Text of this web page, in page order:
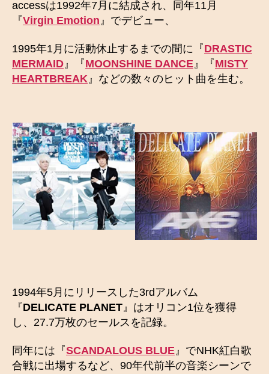
accessは1992年7月に結成され、同年11月
『Virgin Emotion 』でデビュー、
1995年1月に活動休止するまでの間に『DRASTIC
MERMAID』『MOONSHINE DANCE』『MISTY
HEARTBREAK』などの数々のヒット曲を生む。
1994年5月にリリースした3rdアルバム
『DELICATE PLANET 』はオリコン1位を獲得
し、27.7万枚のセールスを記録。
同年には『SCANDALOUS BLUE』でNHK紅白歌
合戦に出場するなど、90年代前半の音楽シーンで